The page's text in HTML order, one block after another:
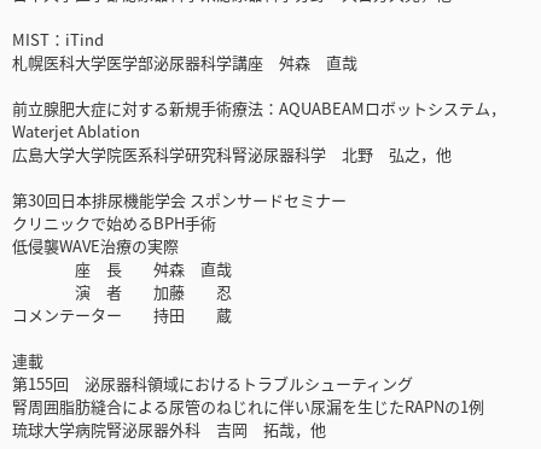
MIST：iTind
札幌医科大学医学部泌尿器科学講座 舛森 直哉
前立腺肥大症に対する新規手術療法：AQUABEAMロボットシステム，
Waterjet Ablation
広島大学大学院医系科学研究科腎泌尿器科学 北野 弘之，他
第30回日本排尿機能学会 スポンサードセミナー
クリニックで始めるBPH手術
低侵襲WAVE治療の実際
座 長 舛森 直哉
演 者 加藤 忍
コメンテーター 持田 蔵
連載
第155回 泌尿器科領域におけるトラブルシューティング
腎周囲脂肪縫合による尿管のねじれに伴い尿漏を生じたRAPNの1例
琉球大学病院腎泌尿器外科 吉岡 拓哉，他